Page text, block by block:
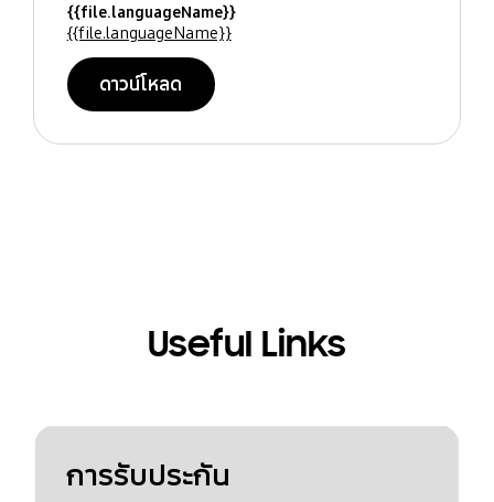
{{file.languageName}}
{{file.languageName}}
ดาวน์โหลด
Useful Links
การรับประกัน